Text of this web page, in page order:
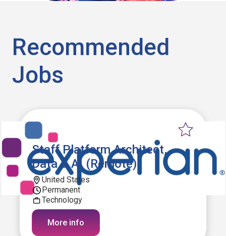
Recommended
Jobs
Staff Platform Architect,
Data & AI (Remote)
United States
Permanent
Technology
More info